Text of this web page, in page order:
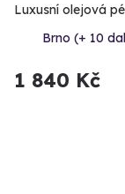
Luxusní olejová
Brno (+ 10
1 840 Kč